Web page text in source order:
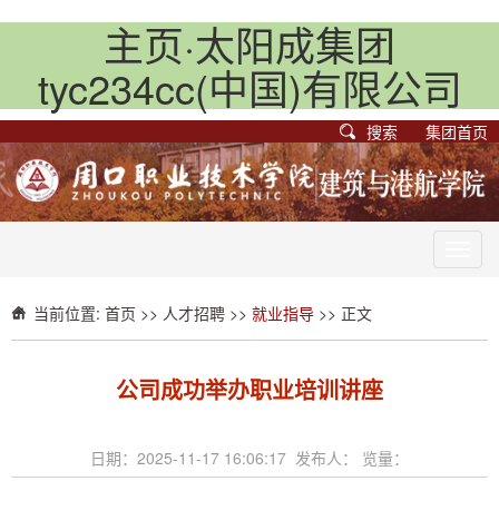
主页·太阳成集团
tyc234cc(中国)有限公司
搜索 集团首页
当前位置: 首页 >> 人才招聘 >> 就业指导 >> 正文
公司成功举办职业培训讲座
日期：2025-11-17 16:06:17 发布人： 览量：